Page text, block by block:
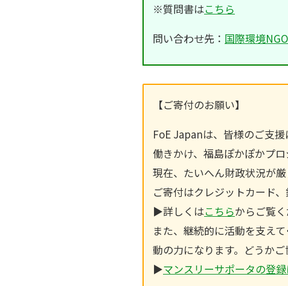
※質問書はこちら
問い合わせ先： 国際環境
【ご寄付のお願い】
FoE Japanは、皆様のご支
働きかけ、福島ぽかぽかプ
現在、たいへん財政状況が
ご寄付はクレジットカード
▶︎詳しくはこちらからご覧く
また、継続的に活動を支え
動の力になります。どうかご
▶︎マンスリーサポータの登